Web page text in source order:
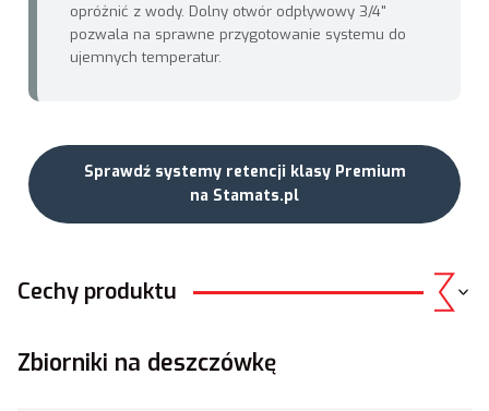
opróżnić z wody. Dolny otwór odpływowy 3/4"
pozwala na sprawne przygotowanie systemu do
ujemnych temperatur.
Sprawdź systemy retencji klasy Premium
na Stamats.pl
Cechy produktu
Zbiorniki na deszczówkę